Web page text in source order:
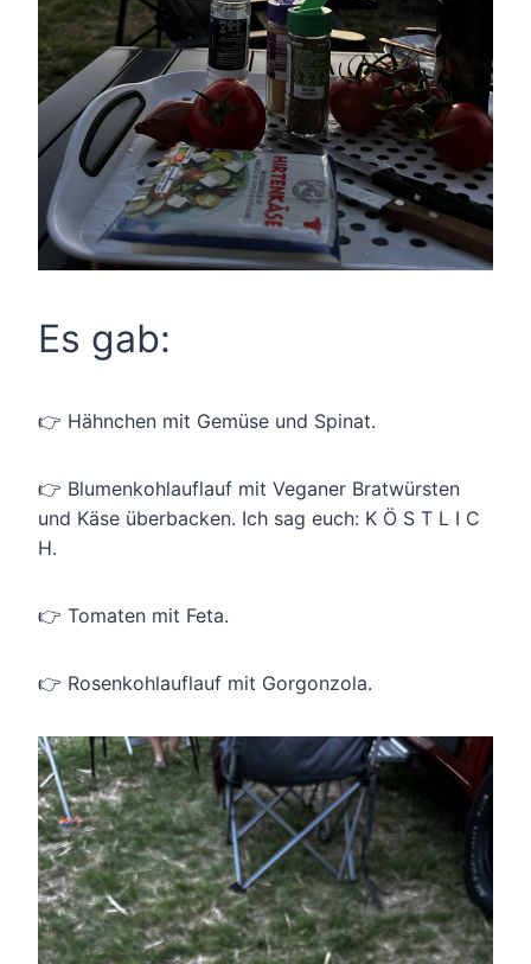
Es gab:
👉 Hähnchen mit Gemüse und Spinat.
👉 Blumenkohlauflauf mit Veganer Bratwürsten
und Käse überbacken. Ich sag euch: K Ö S T L I C
H.
👉 Tomaten mit Feta.
👉 Rosenkohlauflauf mit Gorgonzola.